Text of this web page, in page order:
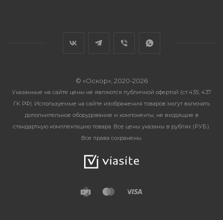
© «Оскор», 2020-2026
Указанные на сайте цены не являются публичной офертой (ст.435, 437
ГК РФ). Используемые на сайте изображения товаров могут включать
дополнительное оборудование и компоненты, не входящие в
стандартную комплектацию товара. Все цены указаны в рублях (PУБ.).
Все права сохранены.